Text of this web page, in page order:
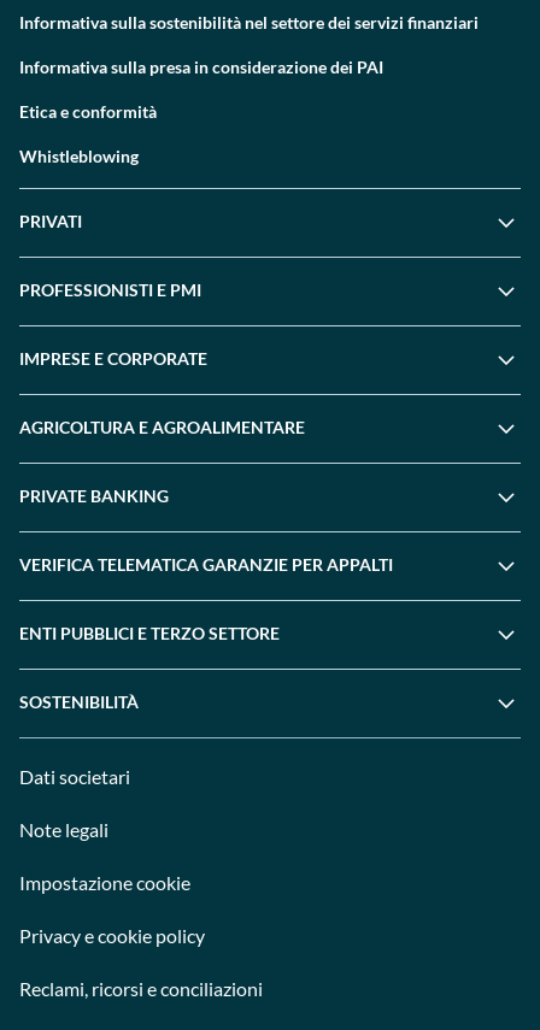
Informativa sulla sostenibilità nel settore dei servizi finanziari
Informativa sulla presa in considerazione dei PAI
Etica e conformità
Whistleblowing
PRIVATI
PROFESSIONISTI E PMI
IMPRESE E CORPORATE
AGRICOLTURA E AGROALIMENTARE
PRIVATE BANKING
VERIFICA TELEMATICA GARANZIE PER APPALTI
ENTI PUBBLICI E TERZO SETTORE
SOSTENIBILITÀ
Dati societari
Note legali
Impostazione cookie
Privacy e cookie policy
Reclami, ricorsi e conciliazioni